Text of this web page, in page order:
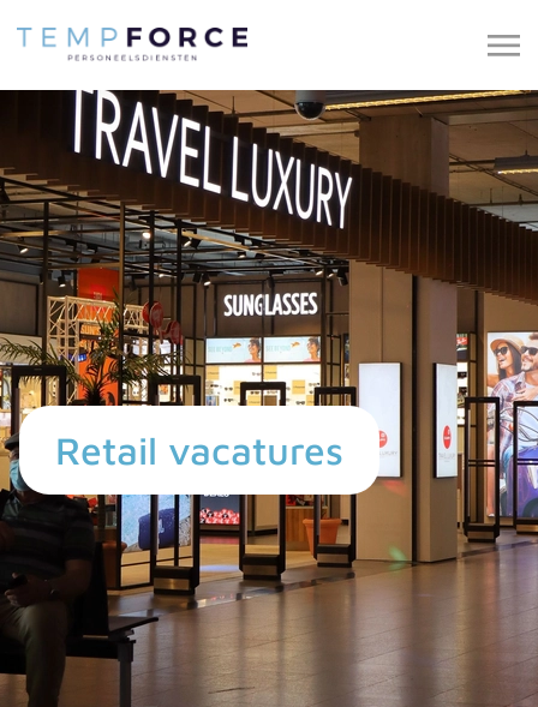
Retail vacatures